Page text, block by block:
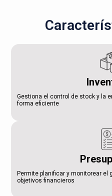
Gestiona el control de stock y la
forma eficiente
Permite planificar y monitorear el
objetivos financieros